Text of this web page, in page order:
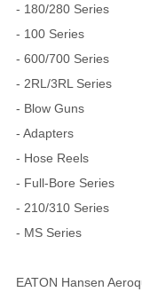
- 180/280 Series
- 100 Series
- 600/700 Series
- 2RL/3RL Series
- Blow Guns
- Adapters
- Hose Reels
- Full-Bore Series
- 210/310 Series
- MS Series
EATON Hansen